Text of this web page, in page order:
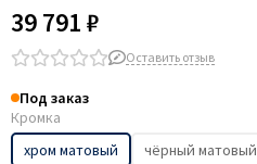
39 791 ₽
Оставить отзыв
Под заказ
Кромка
хром матовый
чёрный матовый